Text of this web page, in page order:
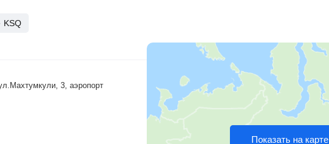
KSQ
3, аэропорт
Показать на карте